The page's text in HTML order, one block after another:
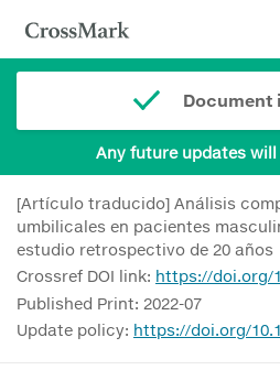
Document
Any future updates
[Artículo traducido] Análisis
umbilicales en pacientes
estudio retrospectivo de 20 años
Crossref DOI link: https://doi.org/
Published Print: 2022-07
Update policy: https://doi.org/